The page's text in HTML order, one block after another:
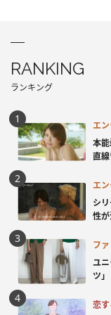
RANKING
ランキング
エ
本
直
エ
シ
性
フ
ユ
ツ
恋